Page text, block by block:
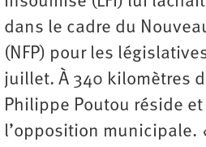
dans le cadre du
(NFP) pour les
juillet. À 340 kilomètres
Philippe Poutou réside
l’opposition municipale.